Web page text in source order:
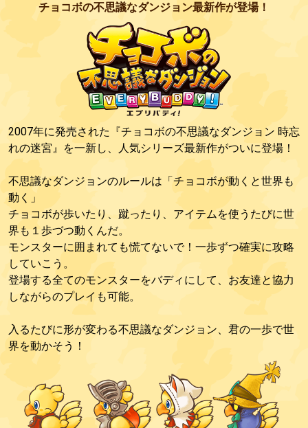
チョコボの不思議なダンジョン最新作が登場！
2007年に発売された『チョコボの不思議なダンジョン 時忘
れの迷宮』を一新し、人気シリーズ最新作がついに登場！
不思議なダンジョンのルールは「チョコボが動くと世界も
動く」
チョコボが歩いたり、蹴ったり、アイテムを使うたびに世
界も１歩づつ動くんだ。
モンスターに囲まれても慌てないで！一歩ずつ確実に攻略
していこう。
登場する全てのモンスターをバディにして、お友達と協力
しながらのプレイも可能。
入るたびに形が変わる不思議なダンジョン、君の一歩で世
界を動かそう！